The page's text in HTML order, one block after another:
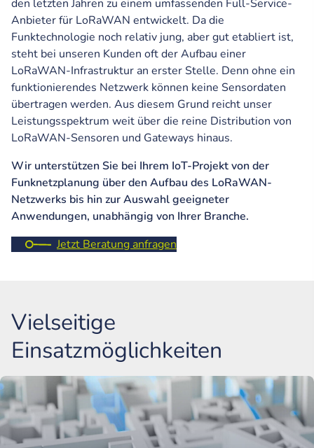
den letzten Jahren zu einem umfassenden Full-Service-
Anbieter für LoRaWAN entwickelt. Da die
Funktechnologie noch relativ jung, aber gut etabliert ist,
steht bei unseren Kunden oft der Aufbau einer
LoRaWAN-Infrastruktur an erster Stelle. Denn ohne ein
funktionierendes Netzwerk können keine Sensordaten
übertragen werden. Aus diesem Grund reicht unser
Leistungsspektrum weit über die reine Distribution von
LoRaWAN-Sensoren und Gateways hinaus.
Wir unterstützen Sie bei Ihrem IoT-Projekt von der
Funknetzplanung über den Aufbau des LoRaWAN-
Netzwerks bis hin zur Auswahl geeigneter
Anwendungen, unabhängig von Ihrer Branche.
Jetzt Beratung anfragen
Vielseitige
Einsatzmöglichkeiten